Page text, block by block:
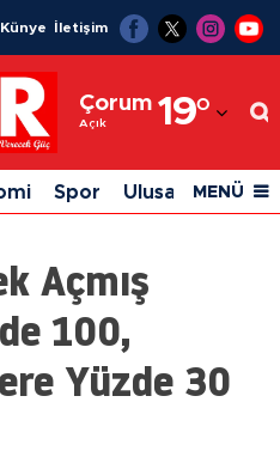
Künye İletişim
Çorum
Açık 19°
Adıyaman
Afyonkarahisar
Ağrı
Amasya
Ankara
Antalya
Spor Ulusal Siyaset
MENÜ
Açmış
100,
Yüzde 30